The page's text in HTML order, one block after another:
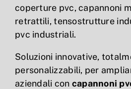
coperture pvc, capannoni
retrattili, tensostrutture
pvc industriali.
Soluzioni innovative,
personalizzabili, per
aziendali con capannoni